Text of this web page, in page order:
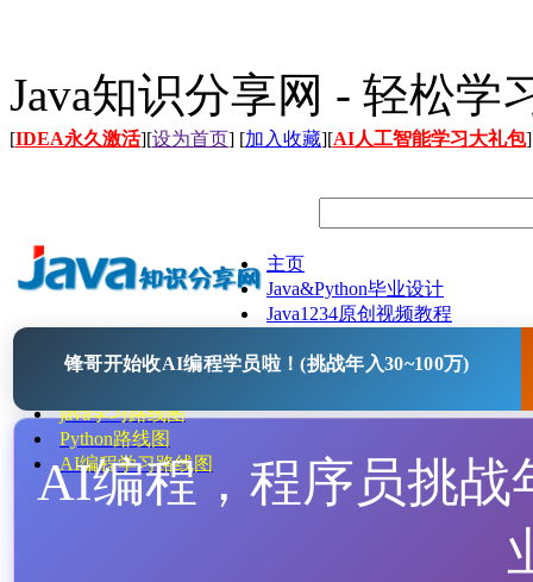
Java知识分享网 - 轻松学
[IDEA永久激活][设为首页] [加入收藏][AI人工智能学习大礼包]
主页
Java&Python毕业设计
Java1234原创视频教程
Java开源项目
java学习路线图
Python路线图
AI编程学习路线图
锋哥开始收AI编程学员啦！(挑战年入30~100万)
AI编程，程序员挑战